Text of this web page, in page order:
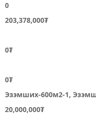
0
203,378,000₮
0₮
0₮
Эзэмших-600м2-1,
20,000,000₮